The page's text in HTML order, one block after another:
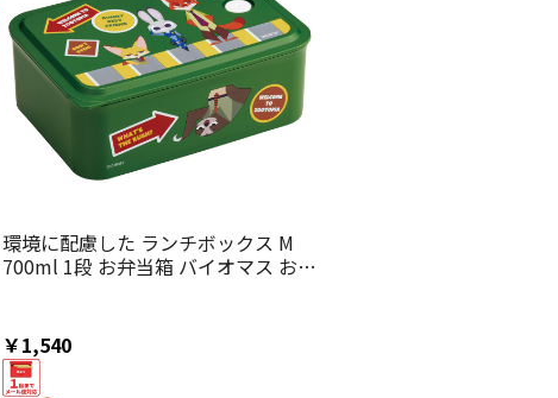
環境に配慮した ランチボックス M
700ml 1段 お弁当箱 バイオマス おし
ィ ディズニー
￥1,540